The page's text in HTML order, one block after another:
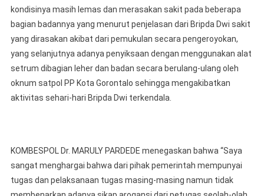
kondisinya masih lemas dan merasakan sakit pada beberapa
bagian badannya yang menurut penjelasan dari Bripda Dwi sakit
yang dirasakan akibat dari pemukulan secara pengeroyokan,
yang selanjutnya adanya penyiksaan dengan menggunakan alat
setrum dibagian leher dan badan secara berulang-ulang oleh
oknum satpol PP Kota Gorontalo sehingga mengakibatkan
aktivitas sehari-hari Bripda Dwi terkendala.
KOMBESPOL Dr. MARULY PARDEDE menegaskan bahwa “Saya
sangat menghargai bahwa dari pihak pemerintah mempunyai
tugas dan pelaksanaan tugas masing-masing namun tidak